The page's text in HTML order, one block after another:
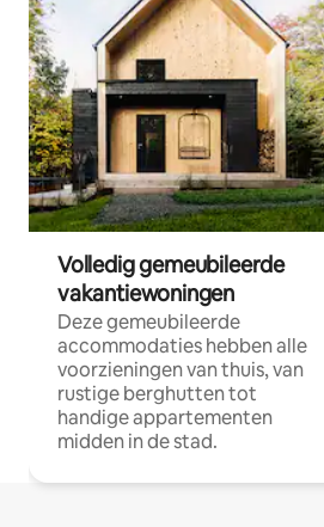
Volledig gemeubileerde
vakantiewoningen
Deze gemeubileerde
accommodaties hebben alle
voorzieningen van thuis, van
rustige berghutten tot
handige appartementen
midden in de stad.